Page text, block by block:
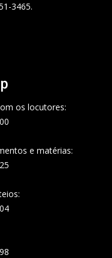
3465.
os locutores:
e matérias: